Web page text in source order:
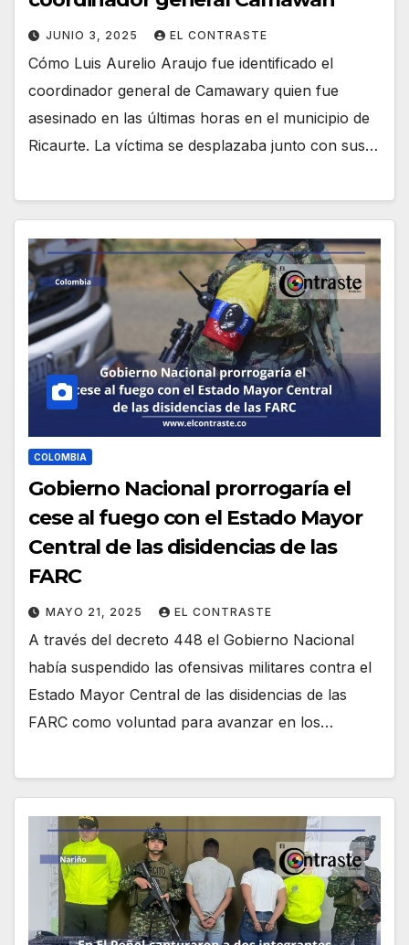
JUNIO 3, 2025 EL CONTRASTE
Cómo Luis Aurelio Araujo fue identificado el
coordinador general de Camawary quien fue
asesinado en las últimas horas en el municipio de
Ricaurte. La víctima se desplazaba junto con sus…
COLOMBIA
Gobierno Nacional prorrogaría el
cese al fuego con el Estado Mayor
Central de las disidencias de las
FARC
MAYO 21, 2025 EL CONTRASTE
A través del decreto 448 el Gobierno Nacional
había suspendido las ofensivas militares contra el
Estado Mayor Central de las disidencias de las
FARC como voluntad para avanzar en los…